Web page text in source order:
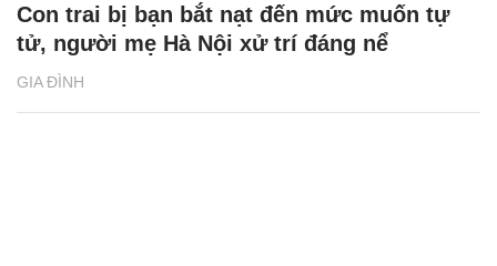
GIA ĐÌNH
Con trai bị bạn bắt nạt đến mức muốn tự
tử, người mẹ Hà Nội xử trí đáng nể